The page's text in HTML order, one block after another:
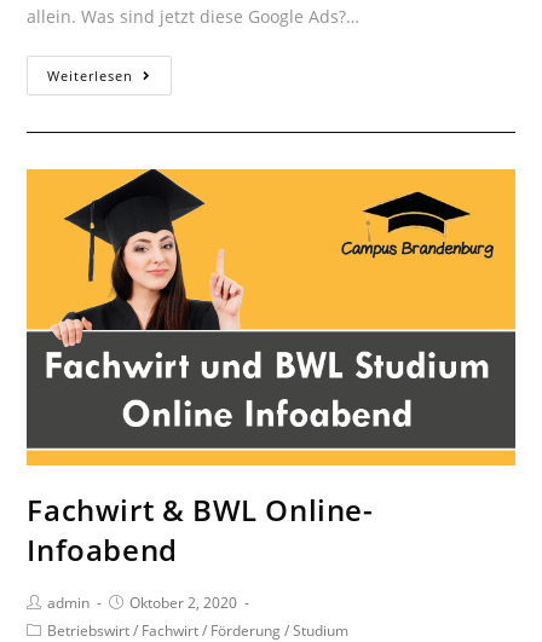
allein. Was sind jetzt diese Google Ads?…
Weiterlesen
Ads
als
Tool
Fachwirt & BWL Online-
Infoabend
Beitrags-
Autor:
admin
Beitrag
Oktober 2, 2020
Beitrags-
Betriebswirt / Fachwirt / Förderung / Studium